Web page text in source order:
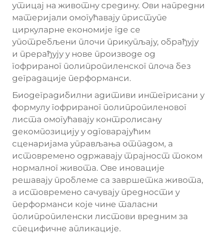
утицај на животну средину. Ови напредни
материјали омогућавају приступе
циркуларне економије где се
употребљени плочи прикупљају, обрађују
и прерађују у нове производе од
гофрираног полипропиленског плоча без
деградације перформанси.
Биодеградибилни адитиви интегрисани у
формулу гофрираног полипропиленовог
листа омогућавају контролисану
декомпозицију у одговарајућим
сценаријама управљања отпадом, а
истовремено одржавају трајност током
нормалног живота. Ове иновације
решавају проблеме са завршетка живота,
а истовремено сачувају предности у
перформанси које чине таласни
полипропиленски листови вредним за
специфичне апликације.